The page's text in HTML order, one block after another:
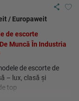
/ Europaweit
de escorte
Muncă În Industria
de escorte de
– lux, clasă și
top